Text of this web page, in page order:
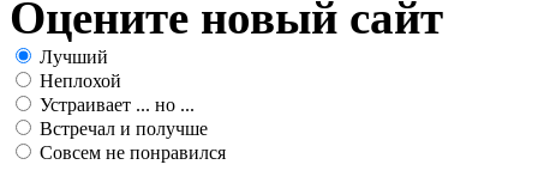
Оцените новый сайт
Лучший
Неплохой
Устраивает ... но ...
Встречал и получше
Совсем не понравился